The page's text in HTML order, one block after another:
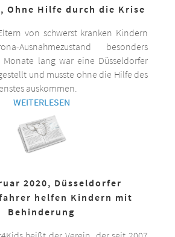
Ohne Hilfe durch die Krise
von schwerst kranken Kindern
Ausnahmezustand besonders
lang war eine Düsseldorfer
und musste ohne die Hilfe des
auskommen.
WEITERLESEN
2020, Düsseldorfer
helfen Kindern mit
Behinderung